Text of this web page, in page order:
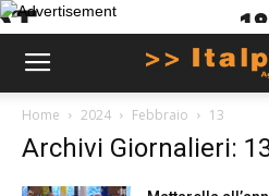
Home 2024 Febbraio 13
Archivi Giornalieri: